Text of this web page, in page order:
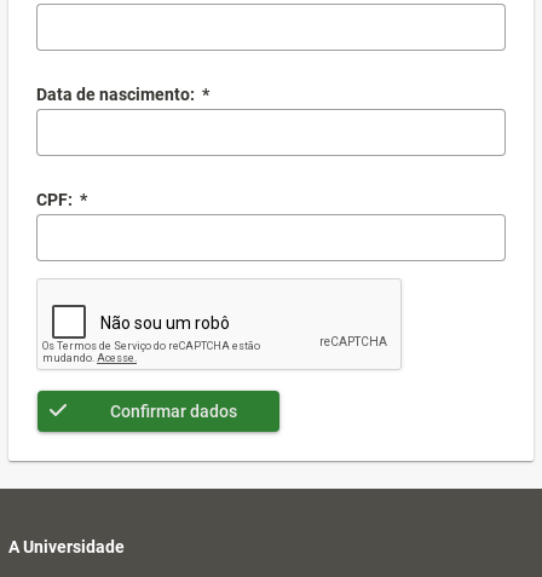
Data de nascimento: *
CPF: *
Confirmar dados
A Universidade